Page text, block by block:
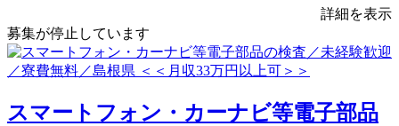
詳細を表示
募集が停止しています
スマートフォン・カーナビ等電子部品